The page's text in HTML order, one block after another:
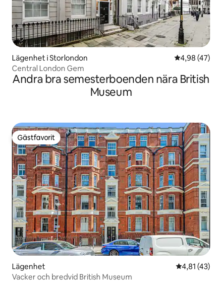
Lägenhet i Storlondon 4,98 av 5 i
4,98 (47)
Central London Gem
Andra bra semesterboenden nära British
Museum
Gästfavorit
Gästfavorit
Lägenhet 4,81 av 5 i
4,81 (43)
Vacker och bredvid British Museum